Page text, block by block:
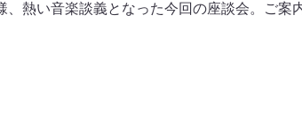
熱い音楽談義となった今回の座談会。ご案